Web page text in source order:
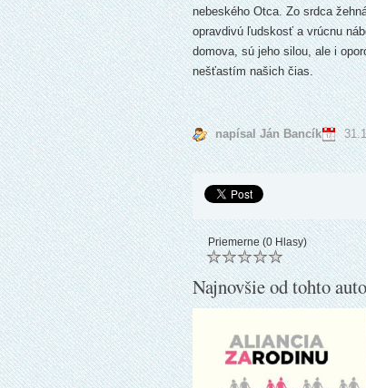
nebeského Otca. Zo srdca
opravdivú ľudskosť a vrúcnu
domova, sú jeho silou, ale i
nešťastím našich čias.
napísal Ján Bancík
Priemerne (0 Hlasy)
Najnovšie od tohto